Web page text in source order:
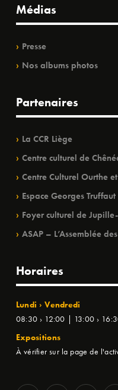
Médias
Presse
Nos albums photos
Partenaires
La CCR Liège
Centre culturel de
Centre Culturel Ourthe
Espace Georges Truffaut
Foyer culturel de
ASAP – L’Assemblée
Horaires
Lundi › Vendredi
08:30 › 12:00 | 13:00 ›
Expositions
À vérifier sur la page de